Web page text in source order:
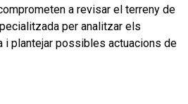
a revisar el terreny de
per analitzar els
i plantejar possibles actuacions de